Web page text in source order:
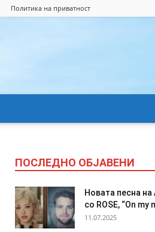
Политика на приватност
ПОСЛЕДНО ОБЈАВЕНИ
Новата песна на
со ROSE, “On my
11.07.2025